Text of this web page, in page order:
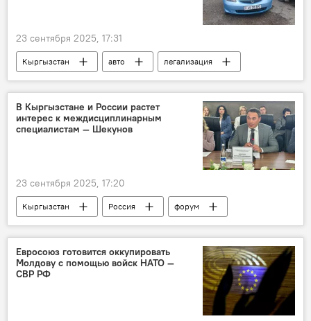
23 сентября 2025, 17:31
Кыргызстан авто
легализация
штраф
МВД машина
В Кыргызстане и России растет
интерес к междисциплинарным
специалистам — Шекунов
23 сентября 2025, 17:20
Кыргызстан Россия
форум
образование
специалист
выпускники
КРСУ
Евросоюз готовится оккупировать
Молдову с помощью войск НАТО —
СВР РФ